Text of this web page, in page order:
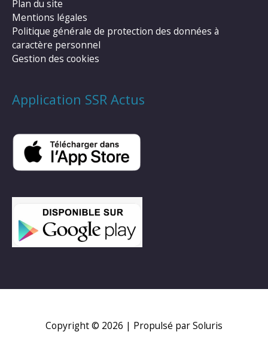
Plan du site
Mentions légales
Politique générale de protection des données à
caractère personnel
Gestion des cookies
Application SSR Actus
Copyright © 2026 | Propulsé par Soluris